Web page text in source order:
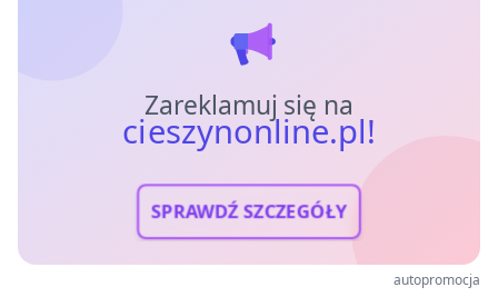
Zareklamuj się na
cieszynonline.pl!
SPRAWDŹ SZCZEGÓŁY
autopromocja